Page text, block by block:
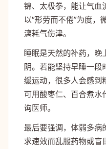
锦、太极拳，能让气血
以“形劳而不倦”为度，
漓耗气伤津。
睡眠是天然的补药，晚
阴。若能坚持早睡一段
缓运动，很多人会感到
可用酸枣仁、百合煮水
询医师。
最后要强调，体弱多病
求速效而乱服药物或盲